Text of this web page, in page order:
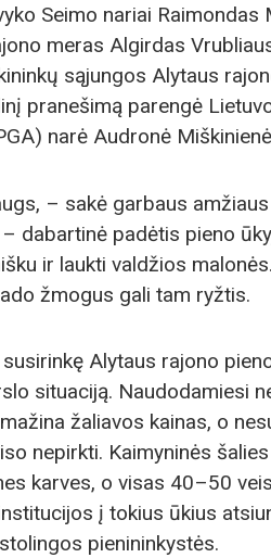
Seimo nariai Raimondas
meras Algirdas
sąjungos Alytaus
pranešimą parengė
narė Audronė
– sakė garbaus
dabartinė padėtis pieno
ir laukti valdžios
žmogus gali tam ryžtis.
Alytaus rajono
situaciją. Naudodamiesi
žaliavos kainas, o
nepirkti. Kaimyninės
karves, o visas 40–50
į tokius ūkius
pienininkystės.